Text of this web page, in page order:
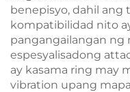
benepisyo, dahil ang
kompatibilidad nito
pangangailangan ng
espesyalisadong
ay kasama ring may
vibration upang